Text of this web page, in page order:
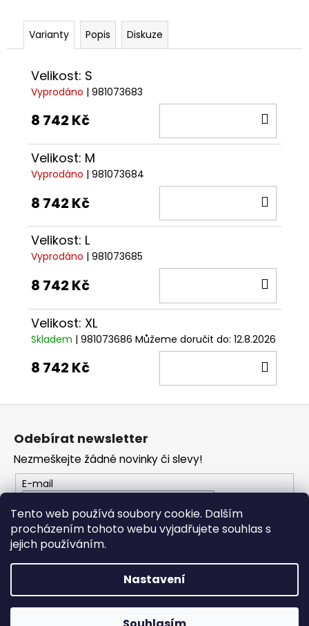
Tento web používá soubory cookie. Dalším
procházením tohoto webu vyjadřujete souhlas s
jejich používáním.
Nastavení
Varianty Popis Diskuze
Velikost: S
Vyprodáno | 981073683
8 742 Kč
Velikost: M
Vyprodáno | 981073684
8 742 Kč
Velikost: L
Vyprodáno | 981073685
8 742 Kč
Velikost: XL
Skladem | 981073686 Můžeme doručit do: 12.8.2026
8 742 Kč
t
í
Odebírat newsletter
Nezmeškejte žádné novinky či slevy!
E-mail
PŘIHLÁSIT SE
Copyright 2026PROFI MOTO Děčín. Všechna práva